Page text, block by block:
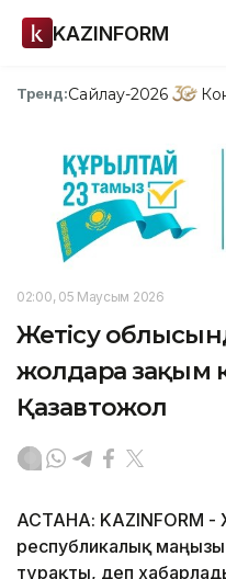
KAZINFORM
Тренд:Сайлау-2026
02:00, 05 Маусым 2026
Жетісу
жолдарға зақым
Қазавтожол
АСТАНА: KAZINFORM -
республикалық
тұрақты, деп